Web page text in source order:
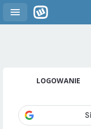
LOGOWANIE